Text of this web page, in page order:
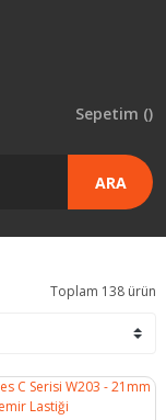
ARA
Sepetim ()
Toplam 138 ürün